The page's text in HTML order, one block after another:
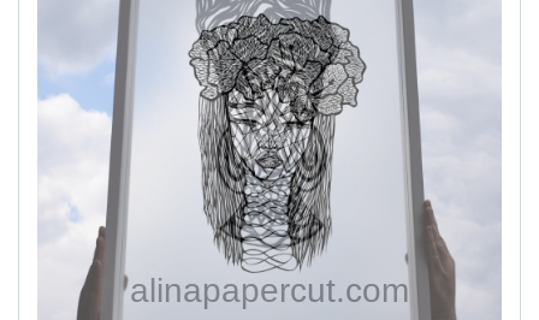
alinapapercut.com